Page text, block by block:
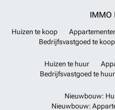
IMMO
Huizen te koop
Bedrijfsvastgoed te koop
Huizen te huur
Bedrijfsvastgoed te huur
Nieuwbouw:
Nieuwbouw: